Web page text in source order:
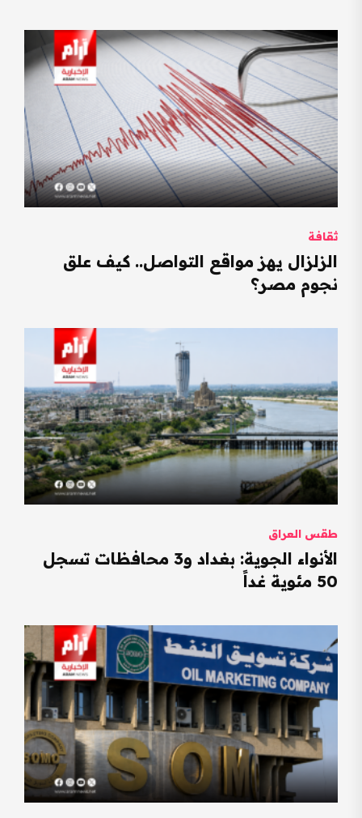
ثقافة
الزلزال يهز مواقع التواصل.. كيف علق
نجوم مصر؟
طقس العراق
الأنواء الجوية: بغداد و3 محافظات تسجل
50 مئوية غداً